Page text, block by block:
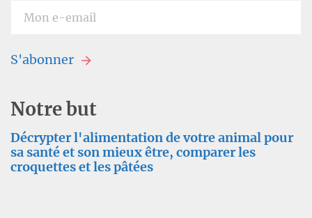
S'abonner
Notre but
Décrypter l'alimentation de votre animal pour
sa santé et son mieux être, comparer les
croquettes et les pâtées